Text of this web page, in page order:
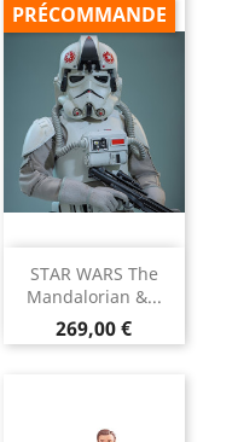
STAR WARS The
Mandalorian &...
Prix
269,00 €
PRÉCOMMANDE